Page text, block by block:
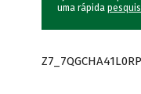
uma rápida